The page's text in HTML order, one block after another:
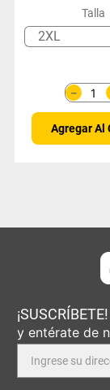
Talla
2XL
－
Agregar Al
¡SUSCRÍBETE!
y entérate de